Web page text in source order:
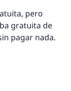
pero
gratuita de
pagar nada.